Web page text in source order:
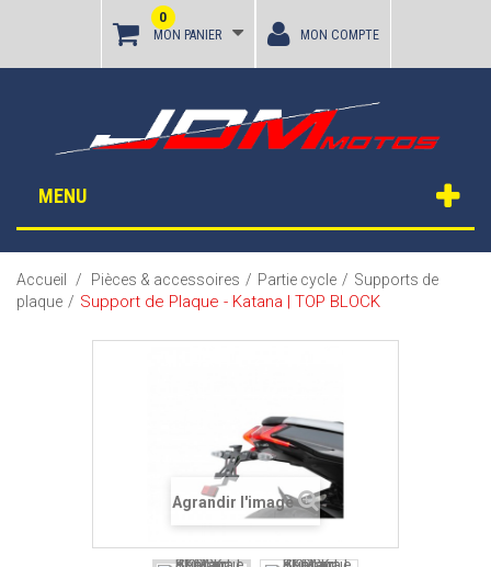
MON PANIER
0
MON COMPTE
MENU
Accueil / Pièces & accessoires / Partie cycle / Supports de
plaque / Support de Plaque - Katana | TOP BLOCK
Agrandir l'image